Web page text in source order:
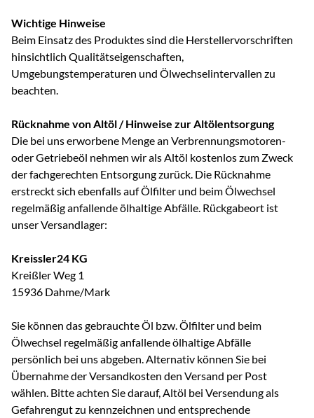
Wichtige Hinweise
Beim Einsatz des Produktes sind die Herstellervorschriften
hinsichtlich Qualitätseigenschaften,
Umgebungstemperaturen und Ölwechselintervallen zu
beachten.
Rücknahme von Altöl / Hinweise zur Altölentsorgung
Die bei uns erworbene Menge an Verbrennungsmotoren-
oder Getriebeöl nehmen wir als Altöl kostenlos zum Zweck
der fachgerechten Entsorgung zurück. Die Rücknahme
erstreckt sich ebenfalls auf Ölfilter und beim Ölwechsel
regelmäßig anfallende ölhaltige Abfälle. Rückgabeort ist
unser Versandlager:
Kreissler24 KG
Kreißler Weg 1
15936 Dahme/Mark
Sie können das gebrauchte Öl bzw. Ölfilter und beim
Ölwechsel regelmäßig anfallende ölhaltige Abfälle
persönlich bei uns abgeben. Alternativ können Sie bei
Übernahme der Versandkosten den Versand per Post
wählen. Bitte achten Sie darauf, Altöl bei Versendung als
Gefahrengut zu kennzeichnen und entsprechende